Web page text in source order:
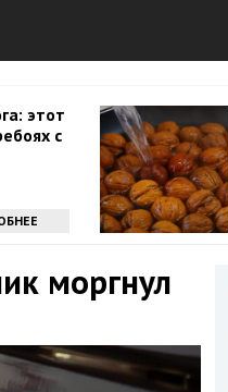
этот
с
моргнул